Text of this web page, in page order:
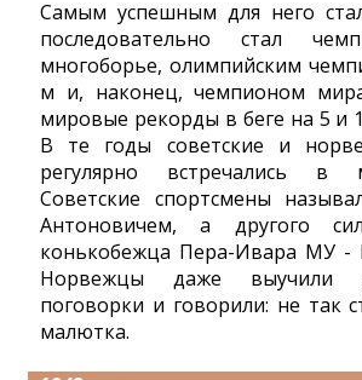
Самым успешным для него
последовательно стал
многоборье, олимпийским
м и, наконец, чемпионом
мировые рекорды в беге на 5 и
В те годы советские и
регулярно встречались в
Советские спортсмены
Антоновичем, а другого
конькобежца Пера-Ивара МУ -
Норвежцы даже выучили
поговорки и говорили: не так
малютка.